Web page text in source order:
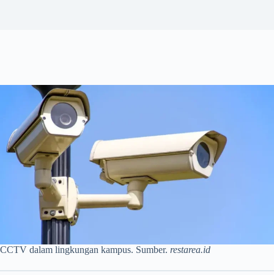
CCTV dalam lingkungan kampus. Sumber. restarea.id